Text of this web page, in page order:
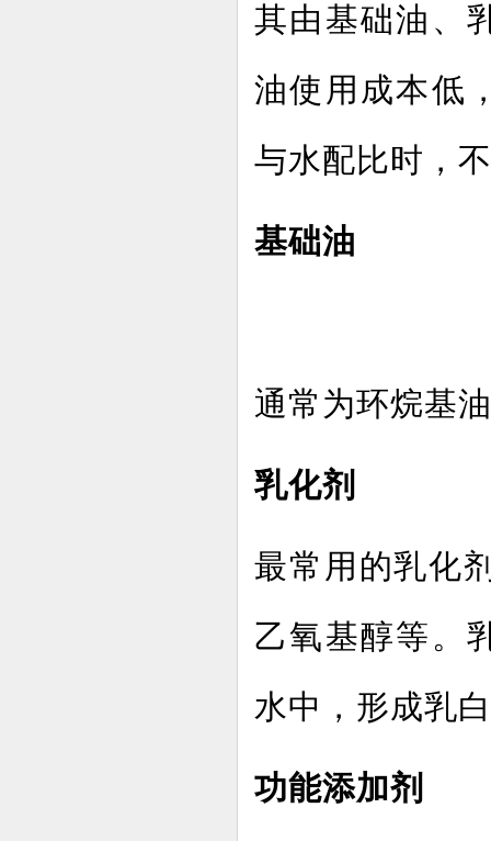
其由基础油、
油使用成本低
与水配比时，
基础油
通常为环烷基
乳化剂
最常用的乳化
乙氧基醇等。
水中，形成乳
功能添加剂